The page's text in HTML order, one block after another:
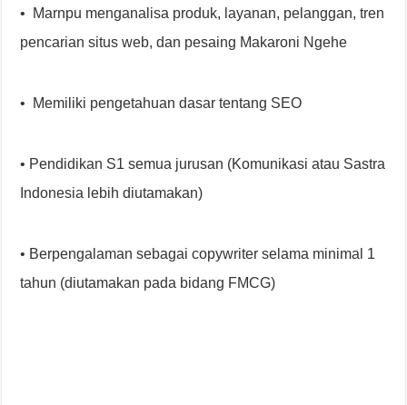
• Marnpu menganalisa produk, layanan, pelanggan, tren
pencarian situs web, dan pesaing Makaroni Ngehe
• Memiliki pengetahuan dasar tentang SEO
• Pendidikan S1 semua jurusan (Komunikasi atau Sastra
Indonesia lebih diutamakan)
• Berpengalaman sebagai copywriter selama minimal 1
tahun (diutamakan pada bidang FMCG)